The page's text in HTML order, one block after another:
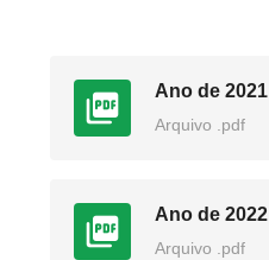
Ano de 2021
Arquivo .pdf
Ano de 2022
Arquivo .pdf